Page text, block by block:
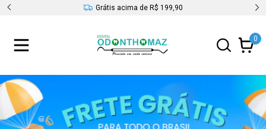
Grátis acima de R$ 199,90
0